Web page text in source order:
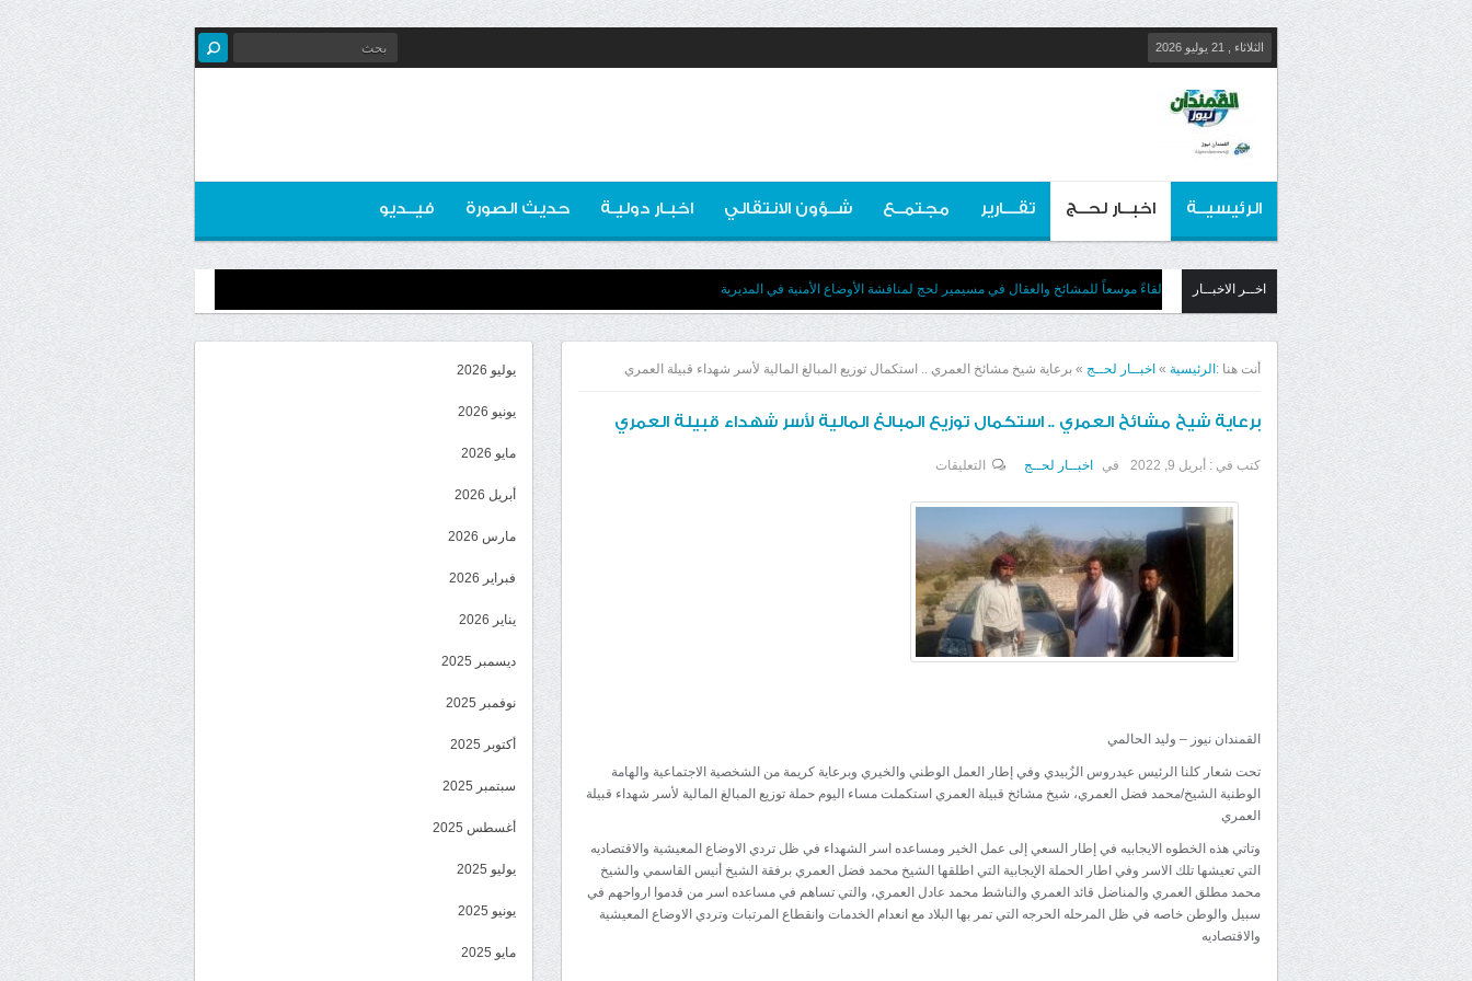
الثلاثاء , 21 يوليو 2026
الرئيسيــة اخبــار لحــج تقـــارير مجتمــع شــؤون الانتقالي اخبـار دوليـة حديث الصورة فيــديو
اخــر الاخبــار لقاءً موسعاً للمشائخ والعقال في مسيمير لحج لمناقشة الأوضاع الأمنية في المديرية
أنت هنا : الرئيسية » اخبــار لحــج » برعاية شيخ مشائخ العمري .. استكمال توزيع المبالغ المالية لأسر شهداء قبيلة العمري
برعاية شيخ مشائخ العمري .. استكمال توزيع المبالغ المالية لأسر شهداء قبيلة العمري
كتب في : أبريل 9, 2022 في اخبــار لحــج التعليقات
مشائخ
العمري
..
استكمال
توزيع
شهداء
قبيلة
مغلقة
القمندان نيوز – وليد الحالمي
تحت شعار كلنا الرئيس عيدروس الزُبيدي وفي إطار العمل الوطني والخيري وبرعاية كريمة من الشخصية الاجتماعية والهامة
الوطنية الشيخ/محمد فضل العمري، شيخ مشائخ قبيلة العمري استكملت مساء اليوم حملة توزيع المبالغ المالية لأسر شهداء قبيلة
العمري
وتاتي هذه الخطوه الايجابيه في إطار السعي إلى عمل الخير ومساعده اسر الشهداء في ظل تردي الاوضاع المعيشية والاقتصاديه
التي تعيشها تلك الاسر وفي اطار الحملة الإيجابية التي اطلقها الشيخ محمد فضل العمري برفقة الشيخ أنيس القاسمي والشيخ
محمد مطلق العمري والمناضل قائد العمري والناشط محمد عادل العمري، والتي تساهم في مساعده اسر من قدموا ارواحهم في
سبيل والوطن خاصه في ظل المرحله الحرجه التي تمر بها البلاد مع انعدام الخدمات وانقطاع المرتبات وتردي الاوضاع المعيشية
والاقتصاديه
يوليو 2026
يونيو 2026
مايو 2026
أبريل 2026
مارس 2026
فبراير 2026
يناير 2026
ديسمبر 2025
نوفمبر 2025
أكتوبر 2025
سبتمبر 2025
أغسطس 2025
يوليو 2025
يونيو 2025
مايو 2025